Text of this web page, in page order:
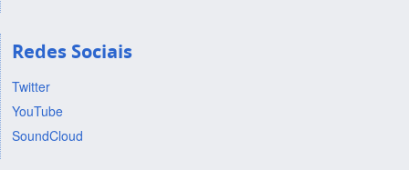
Redes Sociais
Twitter
YouTube
SoundCloud